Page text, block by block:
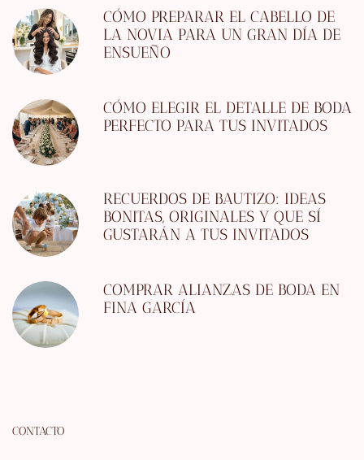
CÓMO PREPARAR EL CABELLO DE
LA NOVIA PARA UN GRAN DÍA DE
ENSUEÑO
CÓMO ELEGIR EL DETALLE DE BODA
PERFECTO PARA TUS INVITADOS
RECUERDOS DE BAUTIZO: IDEAS
BONITAS, ORIGINALES Y QUE SÍ
GUSTARÁN A TUS INVITADOS
COMPRAR ALIANZAS DE BODA EN
FINA GARCÍA
CONTACTO